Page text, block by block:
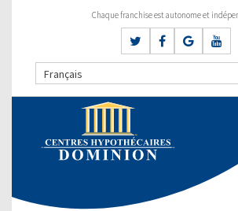
Chaque franchise est autonome et
Français